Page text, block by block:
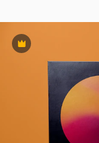
Premium